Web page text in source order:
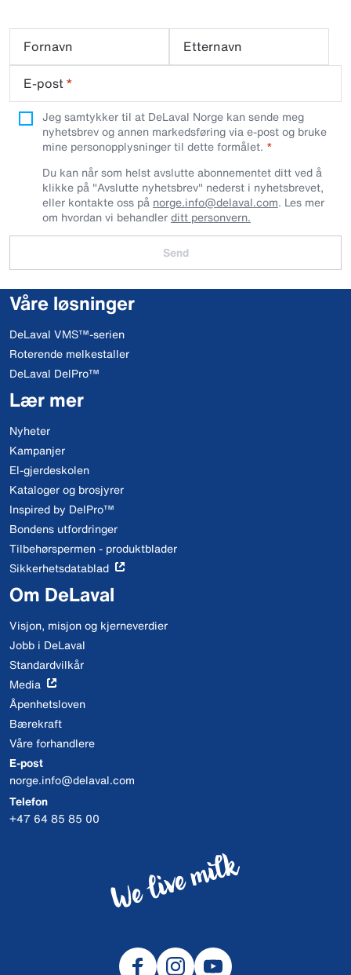
Fornavn
Etternavn
E-post*
Jeg samtykker til at DeLaval Norge kan sende meg
nyhetsbrev og annen markedsføring via e-post og bruke
mine personopplysninger til dette formålet.
Du kan når som helst avslutte abonnementet ditt ved å
klikke på "Avslutte nyhetsbrev" nederst i nyhetsbrevet,
eller kontakte oss på norge.info@delaval.com. Les mer
om hvordan vi behandlerditt personvern.
Send
Våre løsninger
DeLaval VMS™-serien
Roterende melkestaller
DeLaval DelPro™
Lær mer
Nyheter
Kampanjer
El-gjerdeskolen
Kataloger og brosjyrer
Inspired by DelPro™
Bondens utfordringer
Tilbehørspermen - produktblader
Sikkerhetsdatablad
Om DeLaval
Visjon, misjon og kjerneverdier
Jobb i DeLaval
Standardvilkår
Media
Åpenhetsloven
Bærekraft
Våre forhandlere
E-post
norge.info@delaval.com
Telefon
+47 64 85 85 00